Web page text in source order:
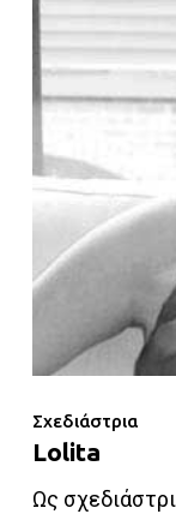
Σχεδιάστρια
Lolita
Ως